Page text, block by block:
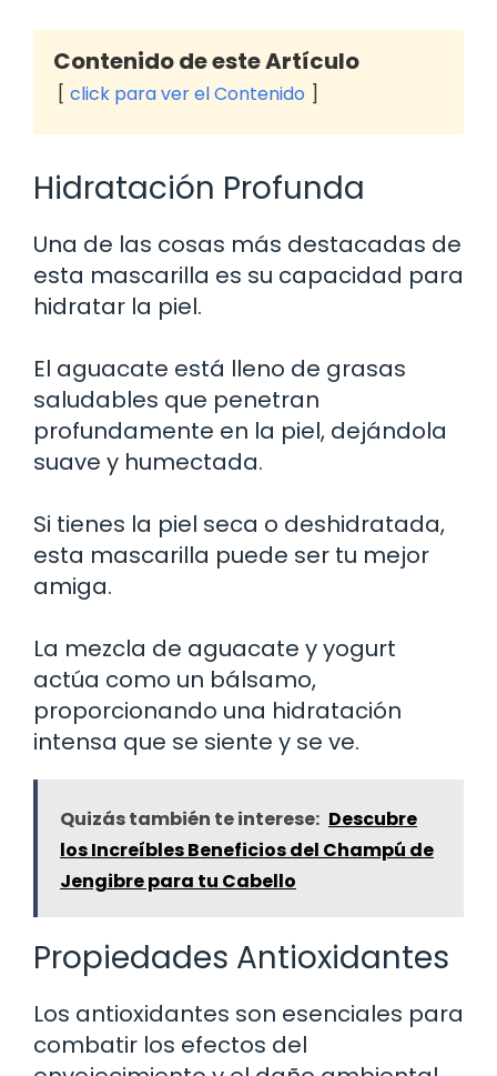
Contenido de este Artículo
click para ver el Contenido
Hidratación Profunda
Una de las cosas más destacadas de
esta mascarilla es su capacidad para
hidratar la piel.
El aguacate está lleno de grasas
saludables que penetran
profundamente en la piel, dejándola
suave y humectada.
Si tienes la piel seca o deshidratada,
esta mascarilla puede ser tu mejor
amiga.
La mezcla de aguacate y yogurt
actúa como un bálsamo,
proporcionando una hidratación
intensa que se siente y se ve.
Quizás también te interese: Descubre
los Increíbles Beneficios del Champú de
Jengibre para tu Cabello
Propiedades Antioxidantes
Los antioxidantes son esenciales para
combatir los efectos del